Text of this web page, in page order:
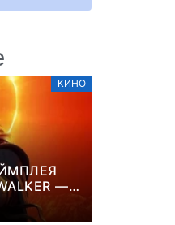
ракета
КИНО
—
ОТ